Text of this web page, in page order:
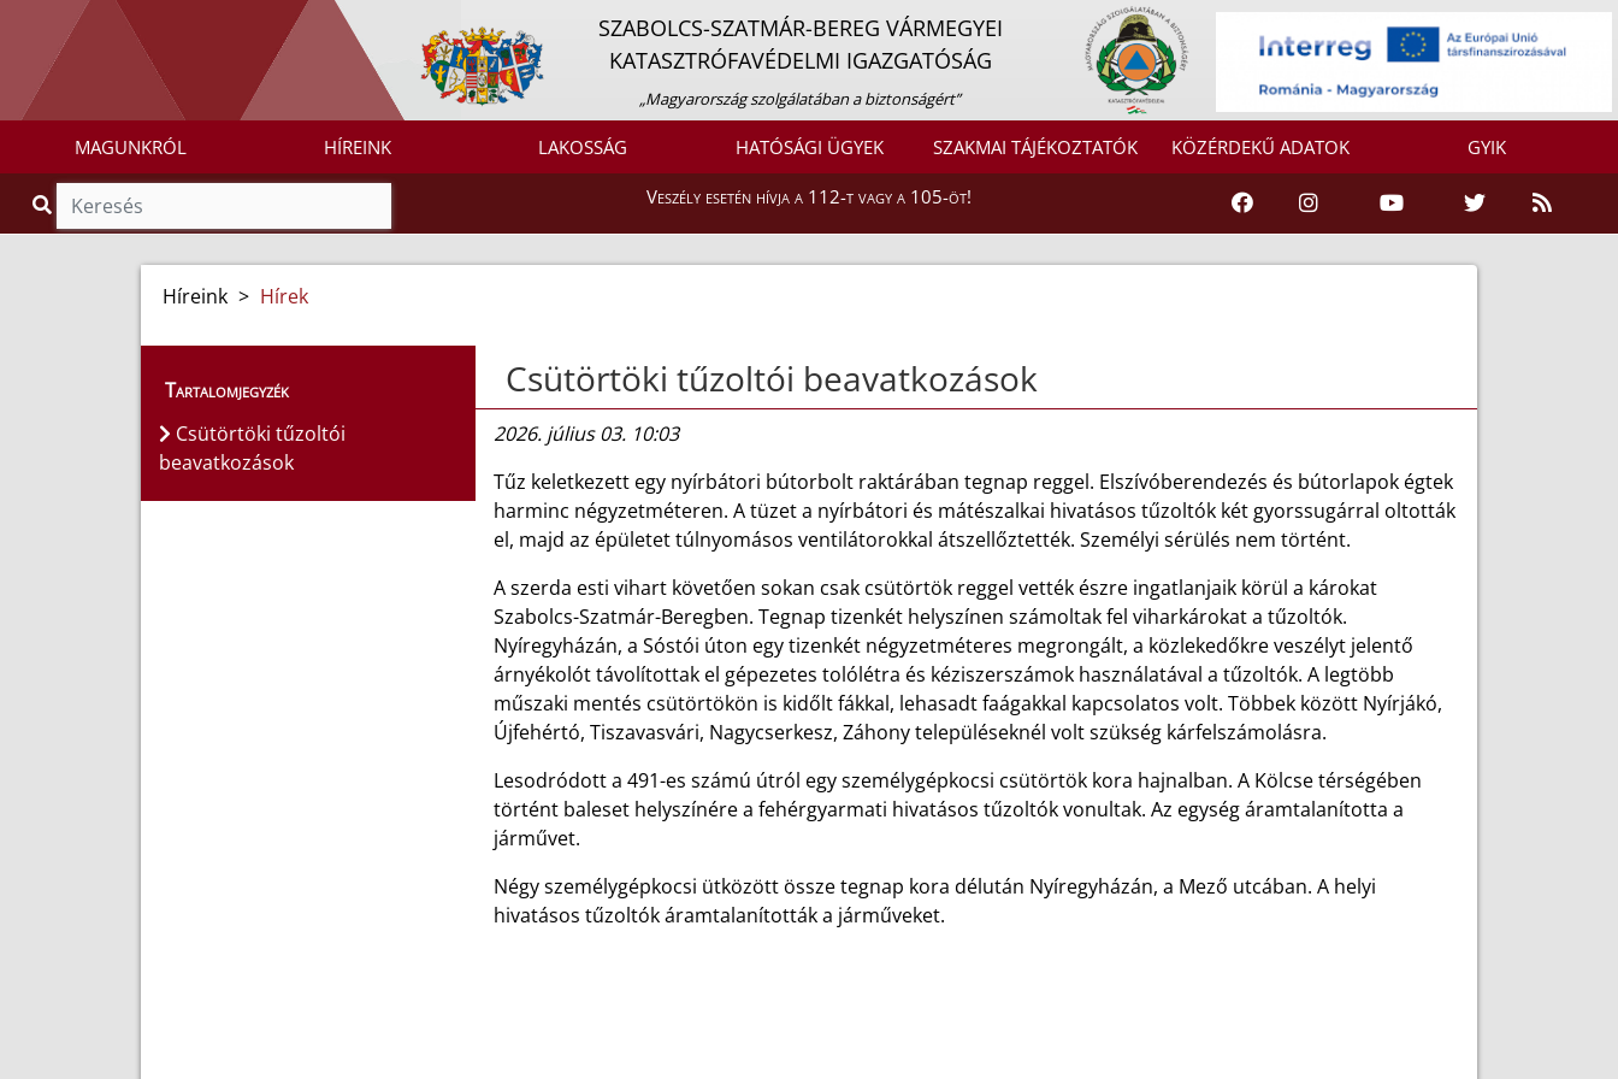
SZABOLCS-SZATMÁR-BEREG VÁRMEGYEI
KATASZTRÓFAVÉDELMI IGAZGATÓSÁG
„Magyarország szolgálatában a biztonságért”
MAGUNKRÓL HÍREINK LAKOSSÁG HATÓSÁGI ÜGYEK SZAKMAI TÁJÉKOZTATÓK KÖZÉRDEKŰ ADATOK GYIK
Veszély esetén hívja a 112-t vagy a 105-öt!
Híreink > Hírek
Tartalomjegyzék
Csütörtöki tűzoltói
beavatkozások
Csütörtöki tűzoltói beavatkozások
2026. július 03. 10:03
Tűz keletkezett egy nyírbátori bútorbolt raktárában tegnap reggel. Elszívóberendezés és bútorlapok égtek
harminc négyzetméteren. A tüzet a nyírbátori és mátészalkai hivatásos tűzoltók két gyorssugárral oltották
el, majd az épületet túlnyomásos ventilátorokkal átszellőztették. Személyi sérülés nem történt.
A szerda esti vihart követően sokan csak csütörtök reggel vették észre ingatlanjaik körül a károkat
Szabolcs-Szatmár-Beregben. Tegnap tizenkét helyszínen számoltak fel viharkárokat a tűzoltók.
Nyíregyházán, a Sóstói úton egy tizenkét négyzetméteres megrongált, a közlekedőkre veszélyt jelentő
árnyékolót távolítottak el gépezetes tolólétra és kéziszerszámok használatával a tűzoltók. A legtöbb
műszaki mentés csütörtökön is kidőlt fákkal, lehasadt faágakkal kapcsolatos volt. Többek között Nyírjákó,
Újfehértó, Tiszavasvári, Nagycserkesz, Záhony településeknél volt szükség kárfelszámolásra.
Lesodródott a 491-es számú útról egy személygépkocsi csütörtök kora hajnalban. A Kölcse térségében
történt baleset helyszínére a fehérgyarmati hivatásos tűzoltók vonultak. Az egység áramtalanította a
járművet.
Négy személygépkocsi ütközött össze tegnap kora délután Nyíregyházán, a Mező utcában. A helyi
hivatásos tűzoltók áramtalanították a járműveket.